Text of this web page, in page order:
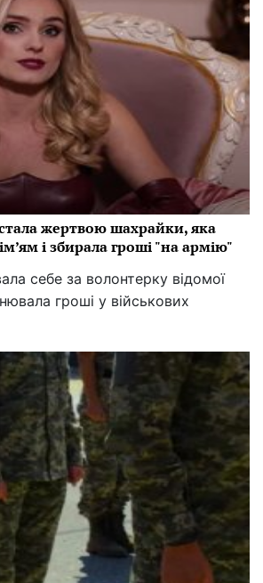
жертвою шахрайки, яка
і збирала гроші "на армію"
себе за волонтерку відомої
гроші у військових